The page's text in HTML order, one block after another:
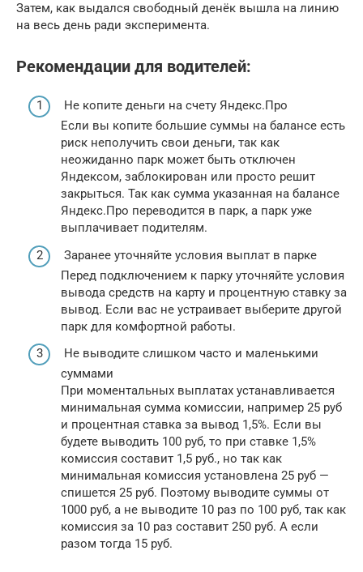
Затем, как выдался свободный денёк вышла на линию
на весь день ради эксперимента.
Рекомендации для водителей:
Не копите деньги на счету Яндекс.Про
Если вы копите большие суммы на балансе есть
риск неполучить свои деньги, так как
неожиданно парк может быть отключен
Яндексом, заблокирован или просто решит
закрыться. Так как сумма указанная на балансе
Яндекс.Про переводится в парк, а парк уже
выплачивает подителям.
Заранее уточняйте условия выплат в парке
Перед подключением к парку уточняйте условия
вывода средств на карту и процентную ставку за
вывод. Если вас не устраивает выберите другой
парк для комфортной работы.
Не выводите слишком часто и маленькими
суммами
При моментальных выплатах устанавливается
минимальная сумма комиссии, например 25 руб
и процентная ставка за вывод 1,5%. Если вы
будете выводить 100 руб, то при ставке 1,5%
комиссия составит 1,5 руб., но так как
минимальная комиссия установлена 25 руб —
спишется 25 руб. Поэтому выводите суммы от
1000 руб, а не выводите 10 раз по 100 руб, так как
комиссия за 10 раз составит 250 руб. А если
разом тогда 15 руб.